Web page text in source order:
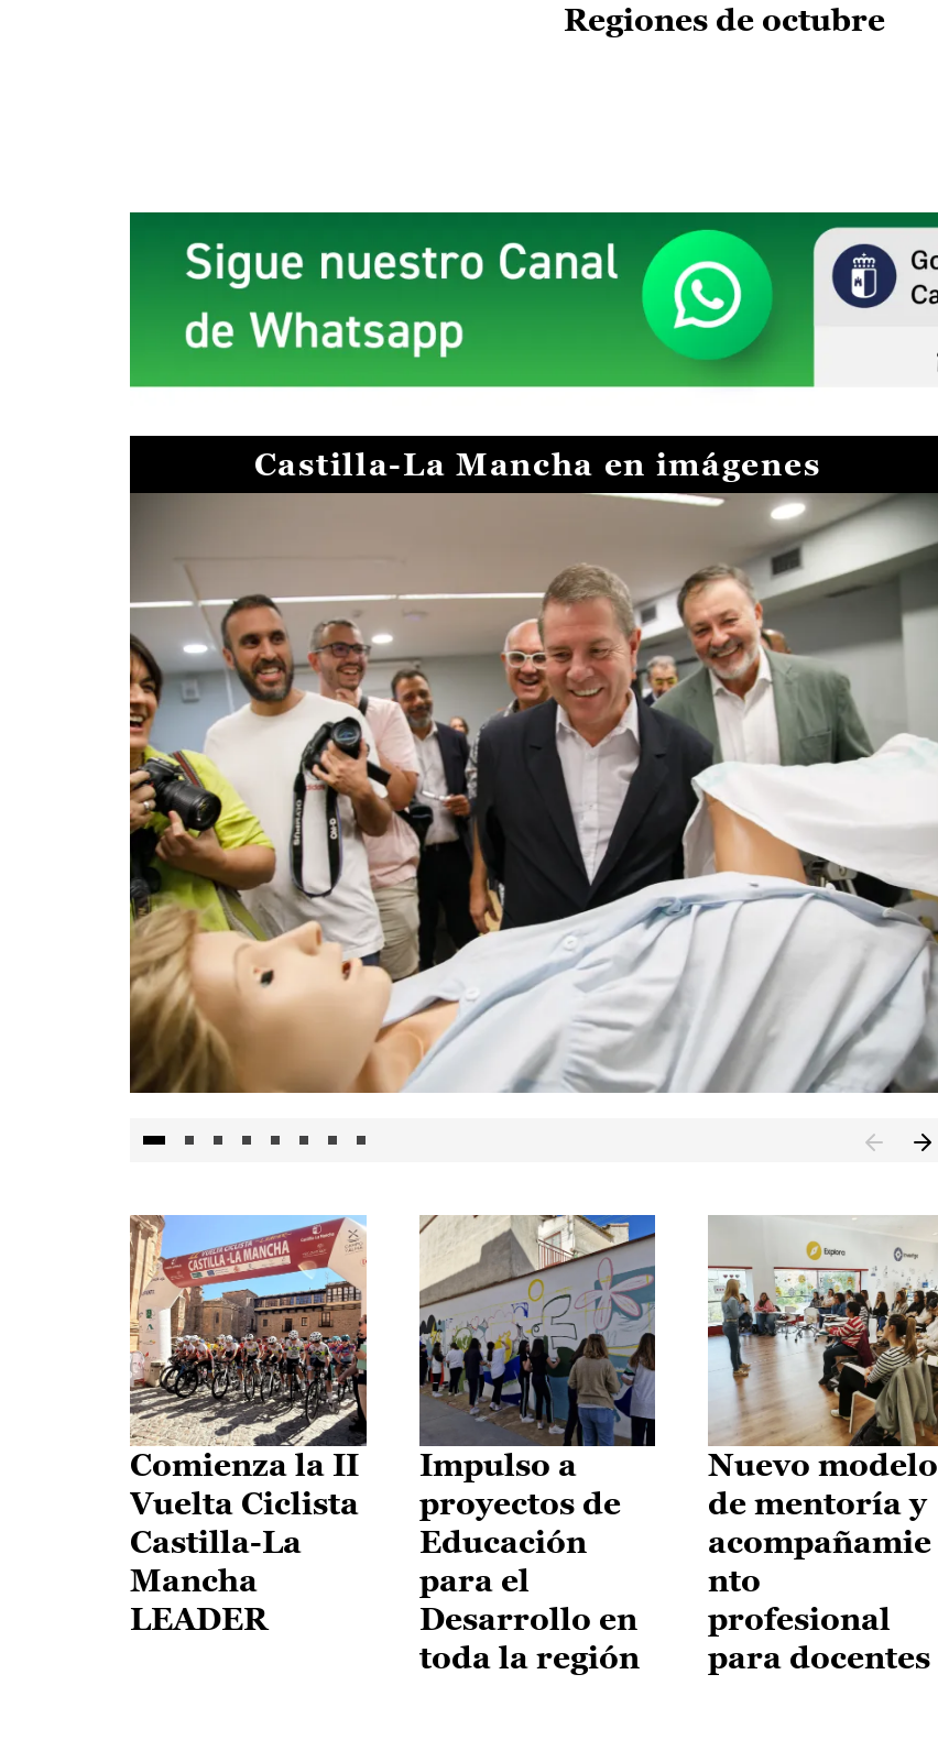
Regiones de octubre
Castilla-La Mancha en imágenes
Comienza la II
Vuelta Ciclista
Castilla-La
Mancha
LEADER
Impulso a
proyectos de
Educación
para el
Desarrollo en
toda la región
Nuevo modelo
de mentoría y
acompañamie
nto
profesional
para docentes